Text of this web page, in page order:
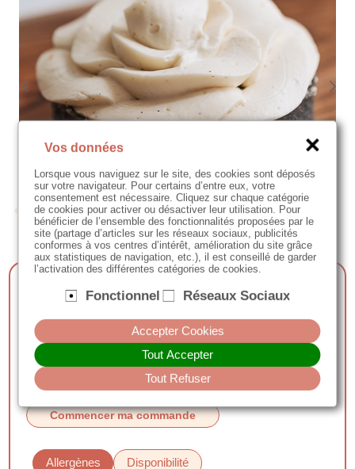
Tarte vanille & noisette
- pâte sucrée charbon végétal
- praliné noisettes et fleur de sel
- biscuit moelleux amandes
- croustillant praliné noisettes
- crème légère vanille
Allergènes Disponibilité
Commencer ma commande
Vos données
Lorsque vous naviguez sur le site, des cookies sont déposés
sur votre navigateur. Pour certains d’entre eux, votre
consentement est nécessaire. Cliquez sur chaque catégorie
de cookies pour activer ou désactiver leur utilisation. Pour
bénéficier de l’ensemble des fonctionnalités proposées par le
site (partage d’articles sur les réseaux sociaux, publicités
conformes à vos centres d’intérêt, amélioration du site grâce
aux statistiques de navigation, etc.), il est conseillé de garder
l’activation des différentes catégories de cookies.
Fonctionnel Réseaux Sociaux
Accepter Cookies
Tout Accepter
Tout Refuser